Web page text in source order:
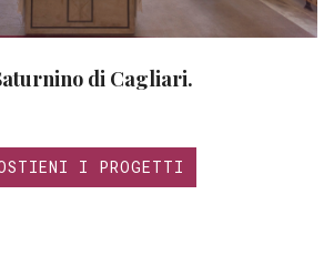
di Cagliari.
I PROGETTI